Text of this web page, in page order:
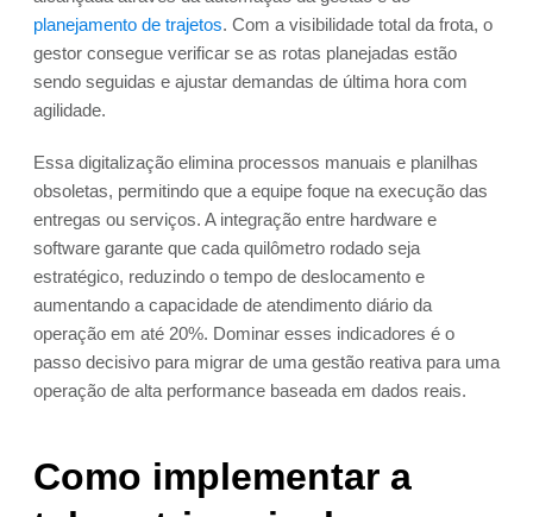
planejamento de trajetos. Com a visibilidade total da frota, o
gestor consegue verificar se as rotas planejadas estão
sendo seguidas e ajustar demandas de última hora com
agilidade.
Essa digitalização elimina processos manuais e planilhas
obsoletas, permitindo que a equipe foque na execução das
entregas ou serviços. A integração entre hardware e
software garante que cada quilômetro rodado seja
estratégico, reduzindo o tempo de deslocamento e
aumentando a capacidade de atendimento diário da
operação em até 20%. Dominar esses indicadores é o
passo decisivo para migrar de uma gestão reativa para uma
operação de alta performance baseada em dados reais.
Como implementar a